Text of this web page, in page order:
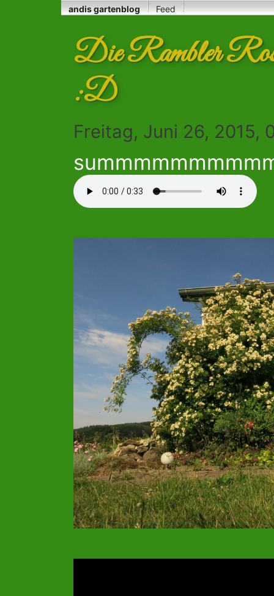
andis gartenblog Feed
Die Rambler
:D
Freitag, Juni 26, 2015,